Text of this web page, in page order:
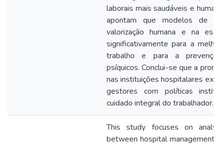
laborais mais saudáveis e
apontam que modelos de
valorização humana e na
significativamente para a
trabalho e para a
psíquicos. Conclui-se que a
nas instituições hospitalares
gestores com políticas
cuidado integral do trabalhador.
This study focuses on
between hospital management